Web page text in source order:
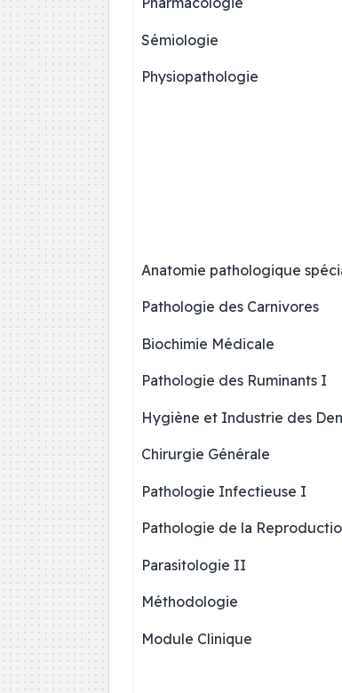
Sémiologie
Physiopathologie
Anatomie pathologique
Pathologie des Carnivores
Biochimie Médicale
Pathologie des Ruminants I
Hygiène et Industrie des
Chirurgie Générale
Pathologie Infectieuse I
Pathologie de la
Parasitologie II
Méthodologie
Module Clinique